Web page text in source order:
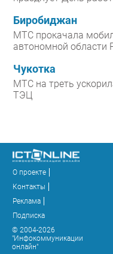
Биробиджан
МТС прокачала
автономной области
Чукотка
МТС на треть
ТЭЦ
О проекте
Контакты
Реклама
Подписка
© 2004-2026
"Инфокоммуникации
онлайн"